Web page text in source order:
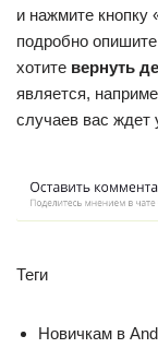
и нажмите
подробно
хотите вернуть
является,
случаев вас ждет
Теги
Новичкам в